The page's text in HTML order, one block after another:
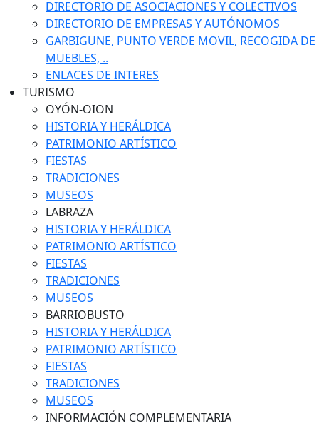
DIRECTORIO DE ASOCIACIONES Y COLECTIVOS
DIRECTORIO DE EMPRESAS Y AUTÓNOMOS
GARBIGUNE, PUNTO VERDE MOVIL, RECOGIDA DE
MUEBLES, ..
ENLACES DE INTERES
TURISMO
OYÓN-OION
HISTORIA Y HERÁLDICA
PATRIMONIO ARTÍSTICO
FIESTAS
TRADICIONES
MUSEOS
LABRAZA
HISTORIA Y HERÁLDICA
PATRIMONIO ARTÍSTICO
FIESTAS
TRADICIONES
MUSEOS
BARRIOBUSTO
HISTORIA Y HERÁLDICA
PATRIMONIO ARTÍSTICO
FIESTAS
TRADICIONES
MUSEOS
INFORMACIÓN COMPLEMENTARIA